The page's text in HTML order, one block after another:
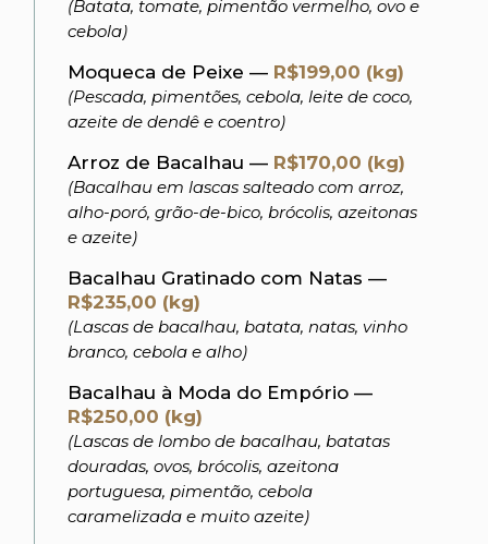
(Batata, tomate, pimentão vermelho, ovo e
cebola)
Moqueca de Peixe — R$199,00 (kg)
(Pescada, pimentões, cebola, leite de coco,
azeite de dendê e coentro)
Arroz de Bacalhau — R$170,00 (kg)
(Bacalhau em lascas salteado com arroz,
alho-poró, grão-de-bico, brócolis, azeitonas
e azeite)
Bacalhau Gratinado com Natas —
R$235,00 (kg)
(Lascas de bacalhau, batata, natas, vinho
branco, cebola e alho)
Bacalhau à Moda do Empório —
R$250,00 (kg)
(Lascas de lombo de bacalhau, batatas
douradas, ovos, brócolis, azeitona
portuguesa, pimentão, cebola
caramelizada e muito azeite)